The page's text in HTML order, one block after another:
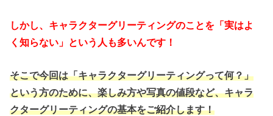
しかし、キャラクターグリーティングのことを「実はよ
く知らない」という人も多いんです！
そこで今回は「キャラクターグリーティングって何？」
という方のために、楽しみ方や写真の値段など、キャラ
クターグリーティングの基本をご紹介します！